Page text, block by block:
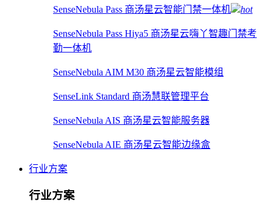
SenseNebula Pass 商汤星云智能门禁一体机 hot
SenseNebula Pass Hiya5 商汤星云嗨丫智趣门禁考
勤一体机
SenseNebula AIM M30 商汤星云智能模组
SenseLink Standard 商汤慧联管理平台
SenseNebula AIS 商汤星云智能服务器
SenseNebula AIE 商汤星云智能边缘盒
行业方案
行业方案